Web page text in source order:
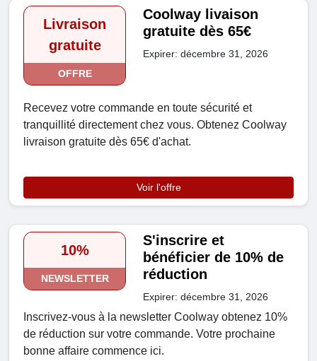
Livraison
gratuite
OFFRE
Coolway livaison
gratuite dès 65€
Expirer: décembre 31, 2026
Recevez votre commande en toute sécurité et
tranquillité directement chez vous. Obtenez Coolway
livraison gratuite dès 65€ d'achat.
Voir l'offre
10%
NEWSLETTER
S'inscrire et
bénéficier de 10% de
réduction
Expirer: décembre 31, 2026
Inscrivez-vous à la newsletter Coolway obtenez 10%
de réduction sur votre commande. Votre prochaine
bonne affaire commence ici.